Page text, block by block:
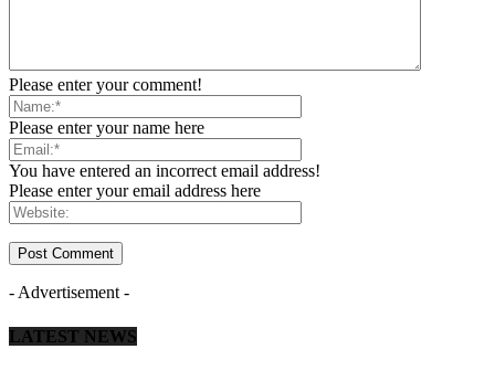
Please enter your comment!
Please enter your name here
You have entered an incorrect email address!
Please enter your email address here
- Advertisement -
LATEST NEWS